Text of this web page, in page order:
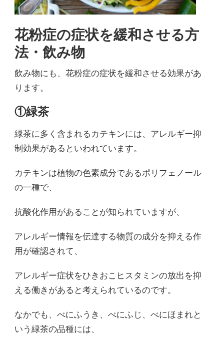
花粉症の症状を緩和させる方
法・飲み物
飲み物にも、花粉症の症状を緩和させる効果があ
ります。
①緑茶
緑茶に多く含まれるカテキンには、アレルギー抑
制効果があるといわれています。
カテキンは植物の色素成分であるポリフェノール
の一種で、
抗酸化作用があることが知られていますが、
アレルギー情報を伝達する物質の成分を抑える作
用が確認されて、
アレルギー症状をひきおこヒスタミンの放出を抑
える働きがあると考えられているのです。
なかでも、べにふうき、べにふじ、べにほまれと
いう緑茶の品種には、